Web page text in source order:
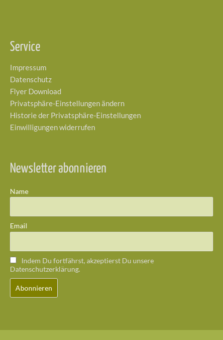
Service
Impressum
Datenschutz
Flyer Download
Privatsphäre-Einstellungen ändern
Historie der Privatsphäre-Einstellungen
Einwilligungen widerrufen
Newsletter abonnieren
Name
Email
Indem Du fortfährst, akzeptierst Du unsere
Datenschutzerklärung.